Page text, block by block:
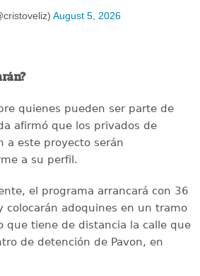
August 5, 2026
quienes pueden ser parte de
afirmó que los privados de
a este proyecto serán
a su perfil.
el programa arrancará con 36
colocarán adoquines en un tramo
que tiene de distancia la calle que
de detención de Pavon, en